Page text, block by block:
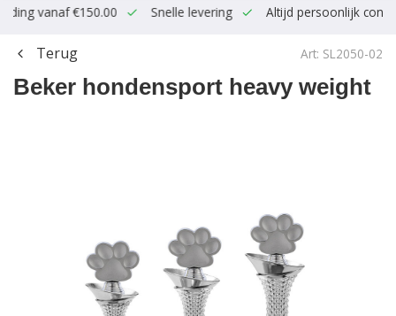
vanaf €150.00 Snelle levering Altijd persoonlijk
Terug Art: SL2050-02
Beker hondensport heavy weight